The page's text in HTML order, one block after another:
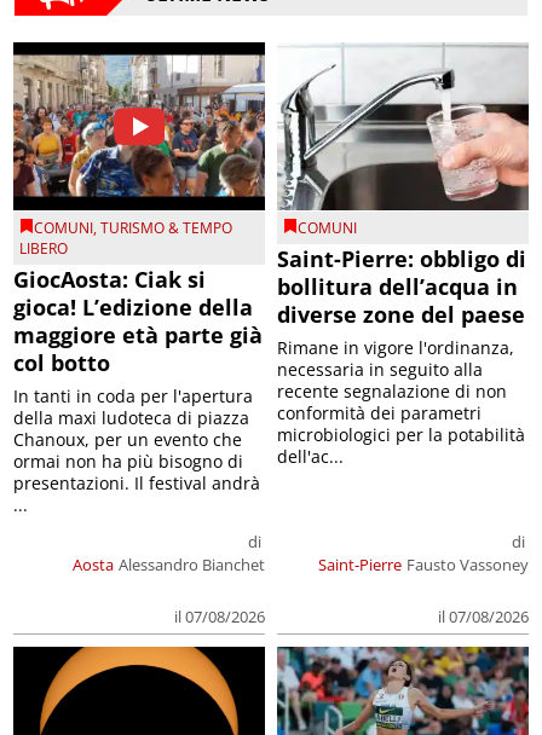
COMUNI,TURISMO & TEMPO
LIBERO
GiocAosta: Ciak si
gioca! L’edizione della
maggiore età parte già
col botto
Aosta
di
Alessandro Bianchet
il 07/08/2026
In tanti in coda per l'apertura
della maxi ludoteca di piazza
Chanoux, per un evento che
ormai non ha più bisogno di
presentazioni. Il festival andrà
...
COMUNI
Saint-Pierre: obbligo di
bollitura dell’acqua in
diverse zone del paese
Saint-Pierre
di
Fausto Vassoney
il 07/08/2026
Rimane in vigore l'ordinanza,
necessaria in seguito alla
recente segnalazione di non
conformità dei parametri
microbiologici per la potabilità
dell'ac...